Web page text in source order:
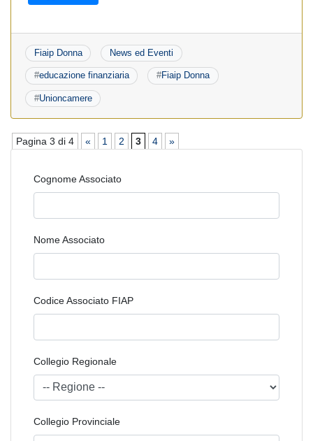
Fiaip Donna News ed Eventi
#educazione finanziaria #Fiaip Donna
#Unioncamere
Pagina 3 di 4 « 1 2 3 4 »
Cognome Associato
Nome Associato
Codice Associato FIAP
Collegio Regionale
Collegio Provinciale